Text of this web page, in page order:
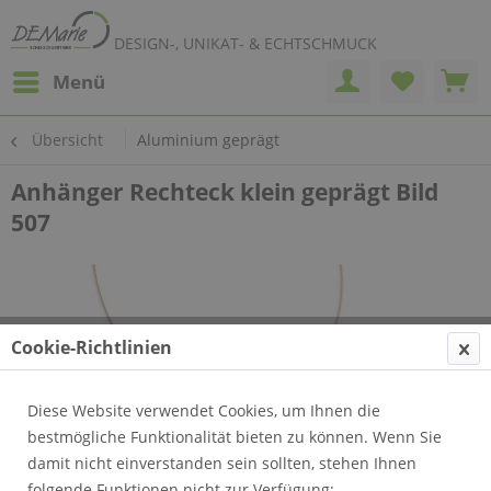
DESIGN-, UNIKAT- & ECHTSCHMUCK
Menü
Übersicht Aluminium geprägt
Anhänger Rechteck klein geprägt Bild
507
Cookie-Richtlinien
Diese Website verwendet Cookies, um Ihnen die
bestmögliche Funktionalität bieten zu können. Wenn Sie
damit nicht einverstanden sein sollten, stehen Ihnen